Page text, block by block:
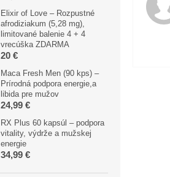
Elixir of Love – Rozpustné
afrodiziakum (5,28 mg),
limitované balenie 4 + 4
vrecúška ZDARMA
20 €
Maca Fresh Men (90 kps) –
Prírodná podpora energie,a
libida pre mužov
24,99 €
RX Plus 60 kapsúl – podpora
vitality, výdrže a mužskej
energie
34,99 €